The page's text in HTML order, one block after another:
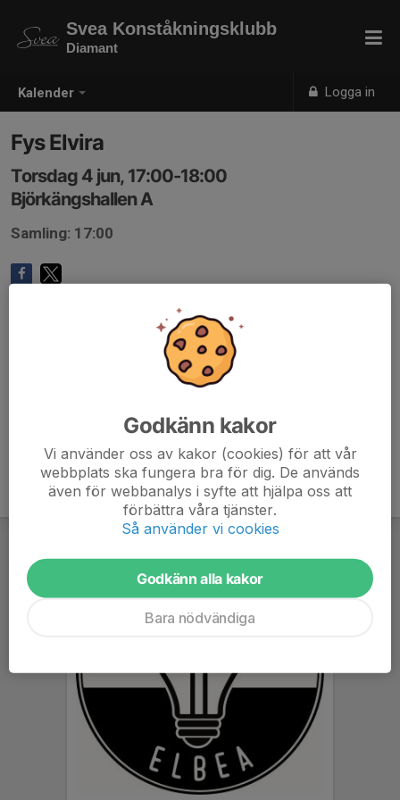
Kalender Logga in
Svea Konståkningsklubb
Diamant
Fys Elvira
Torsdag 4 jun, 17:00-18:00
Björkängshallen A
Samling: 17:00
Godkänn kakor
Vi använder oss av kakor (cookies) för att vår
webbplats ska fungera bra för dig. De används
även för webbanalys i syfte att hjälpa oss att
förbättra våra tjänster.
Så använder vi cookies
Godkänn alla kakor
Bara nödvändiga